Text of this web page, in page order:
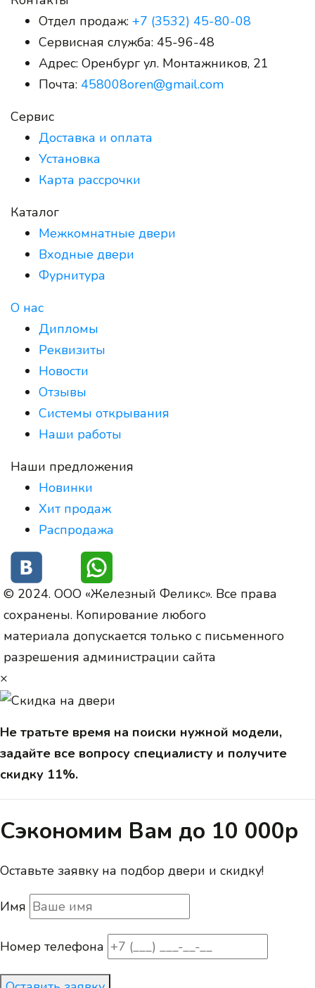
Отдел продаж: +7 (3532) 45-80-08
Сервисная служба: 45-96-48
Адрес: Оренбург ул. Монтажников, 21
Почта: 458008oren@gmail.com
Сервис
Доставка и оплата
Установка
Карта рассрочки
Каталог
Межкомнатные двери
Входные двери
Фурнитура
О нас
Дипломы
Реквизиты
Новости
Отзывы
Системы открывания
Наши работы
Наши предложения
Новинки
Хит продаж
Распродажа
© 2024. ООО «Железный Феликс». Все права
сохранены. Копирование любого
материала допускается только с письменного
разрешения администрации сайта
×
Не тратьте время на поиски нужной модели,
задайте все вопросу специалисту и получите
скидку 11%.
Сэкономим Вам до 10 000р
Оставьте заявку на подбор двери и скидку!
Имя
Номер телефона